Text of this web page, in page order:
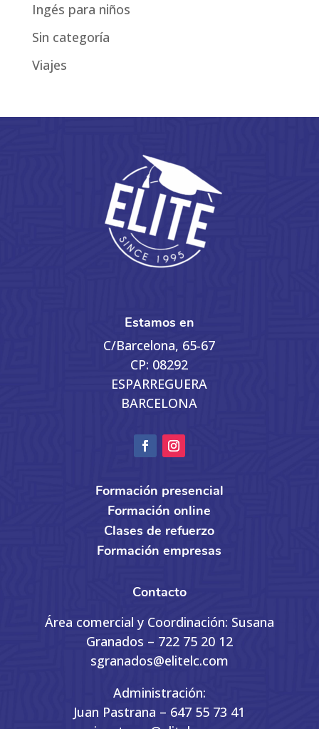
Ingés para niños
Sin categoría
Viajes
Estamos en
C/Barcelona, 65-67
CP: 08292
ESPARREGUERA
BARCELONA
Formación presencial
Formación online
Clases de refuerzo
Formación empresas
Contacto
Área comercial y Coordinación: Susana
Granados – 722 75 20 12
sgranados@elitelc.com
Administración:
Juan Pastrana – 647 55 73 41